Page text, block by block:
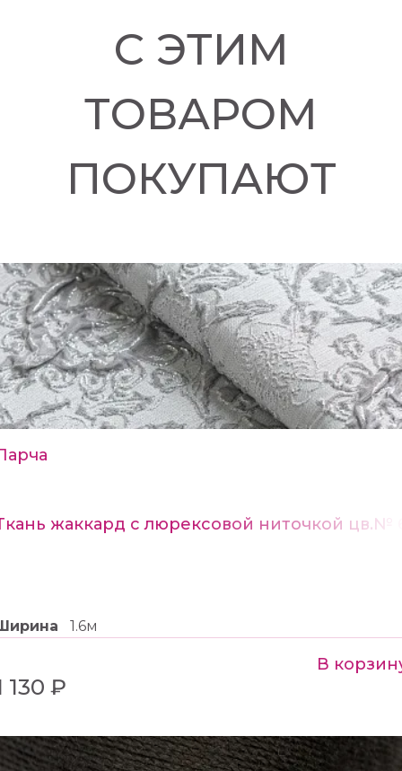
С ЭТИМ
ТОВАРОМ
ПОКУПАЮТ
жаккард с люрексовой ниточкой цв.№
1.6м
130 ₽
В